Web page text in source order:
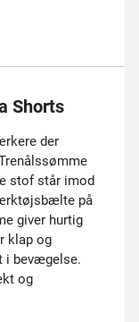
Shorts
der
stof står imod
på
giver hurtig
klap og
i bevægelse.
og